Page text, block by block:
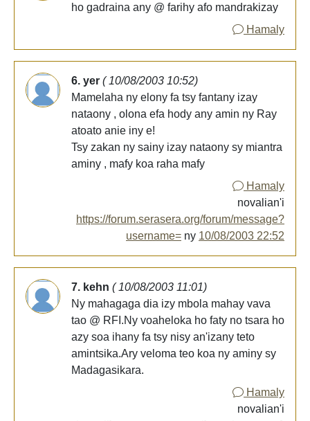
ho gadraina any @ farihy afo mandrakizay
Hamaly
6. yer ( 10/08/2003 10:52)
Mamelaha ny elony fa tsy fantany izay
nataony , olona efa hody any amin ny Ray
atoato anie iny e!
Tsy zakan ny sainy izay nataony sy miantra
aminy , mafy koa raha mafy
Hamaly
novalian'i
https://forum.serasera.org/forum/message?
username= ny 10/08/2003 22:52
7. kehn ( 10/08/2003 11:01)
Ny mahagaga dia izy mbola mahay vava
tao @ RFI.Ny voaheloka ho faty no tsara ho
azy soa ihany fa tsy nisy an'izany teto
amintsika.Ary veloma teo koa ny aminy sy
Madagasikara.
Hamaly
novalian'i